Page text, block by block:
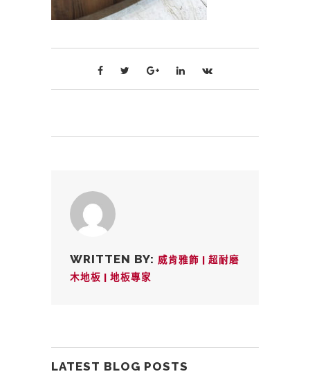
WRITTEN BY: 威肯雅飾 | 超耐磨
木地板 | 地板專家
LATEST BLOG POSTS